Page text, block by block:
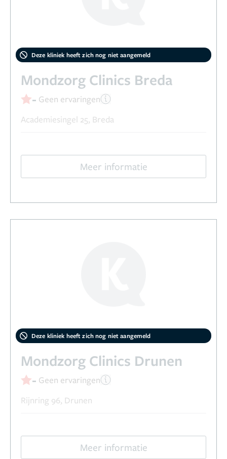
Deze kliniek heeft zich nog niet aangemeld
Mondzorg Clinics Breda
- Geen ervaringen
Academiesingel 25, Breda
Meer informatie
Deze kliniek heeft zich nog niet aangemeld
Mondzorg Clinics Drunen
- Geen ervaringen
Rijnring 96, Drunen
Meer informatie